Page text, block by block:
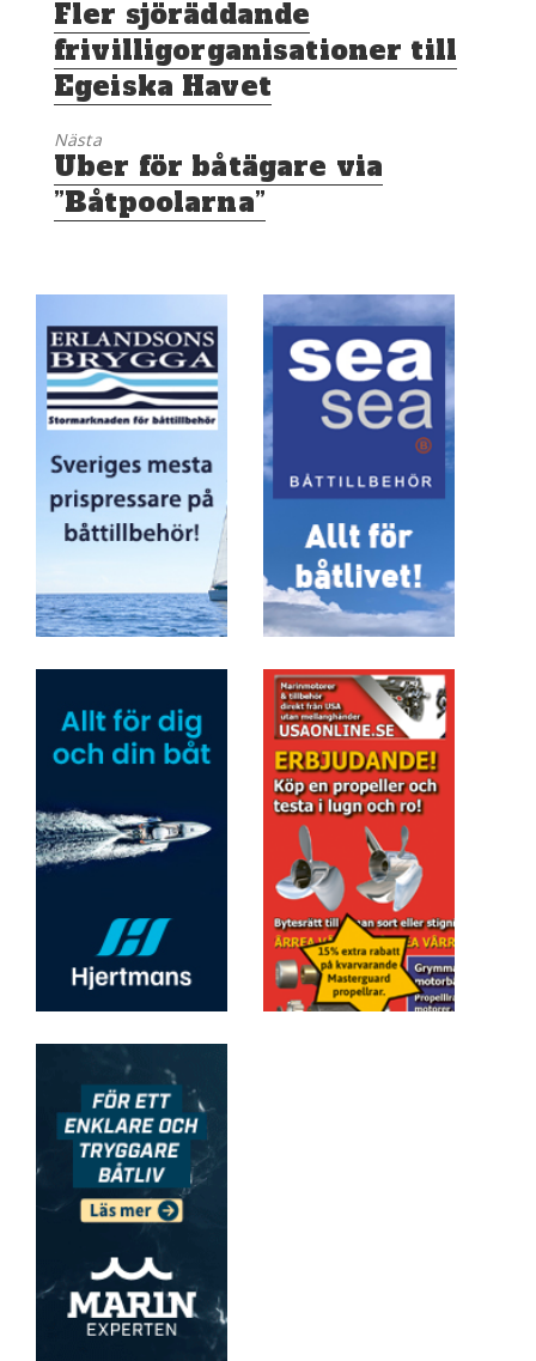
Föregående
inlägg:
Fler sjöräddande
frivilligorganisationer till
Egeiska Havet
Nästa
Nästa
inlägg:
Uber för båtägare via
”Båtpoolarna”